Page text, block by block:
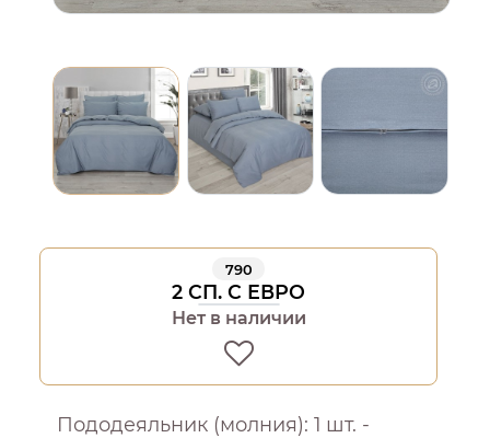
790
2 СП. С ЕВРО
Нет в наличии
Пододеяльник (молния): 1 шт. -